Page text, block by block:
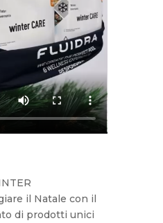
il Natale con il
di prodotti unici